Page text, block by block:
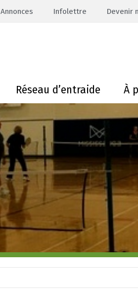
Annonces Infolettre Devenir
Réseau d’entraide À